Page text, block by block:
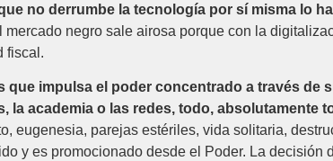
no derrumbe la tecnología por sí misma lo
mercado negro sale airosa porque con la
fiscal.
que impulsa el poder concentrado a través
la academia o las redes, todo,
eugenesia, parejas estériles, vida solitaria,
y es promocionado desde el Poder. La